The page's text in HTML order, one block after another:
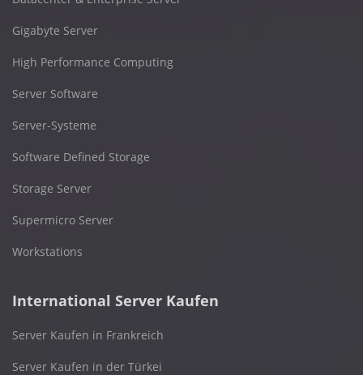
Gigabyte Server
High Performance Computing
Server Software
Server-Systeme
Software Defined Storage
Storage Server
Supermicro Server
Workstations
International Server Kaufen
Server Kaufen in Frankreich
Server Kaufen in der Türkei